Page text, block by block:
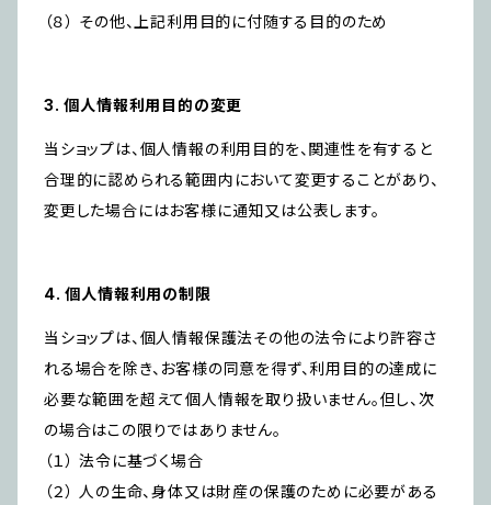
（８） その他、上記利用目的に付随する目的のため
3. 個人情報利用目的の変更
当ショップは、個人情報の利用目的を、関連性を有すると
合理的に認められる範囲内において変更することがあり、
変更した場合にはお客様に通知又は公表します。
4. 個人情報利用の制限
当ショップは、個人情報保護法その他の法令により許容さ
れる場合を除き、お客様の同意を得ず、利用目的の達成に
必要な範囲を超えて個人情報を取り扱いません。但し、次
の場合はこの限りではありません。
（１） 法令に基づく場合
（２） 人の生命、身体又は財産の保護のために必要がある